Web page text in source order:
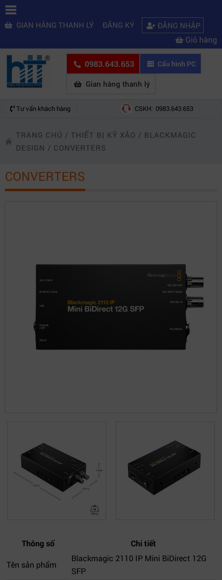
GIAN HÀNG THANH LÝ ĐĂNG KÝ ĐĂNG NHẬP
Giỏ hàng
0983.643.653 Cấu hình PC
Gian hàng thanh lý
Tư vấn khách hàng CSKH: 0983.643.653
TRANG CHỦ / THIẾT BỊ KỸ XẢO / BLACKMAGIC
DESIGN / CONVERTERS
CONVERTERS
Thông số Chi tiết
Tên sản phẩm
Blackmagic 2110 IP Mini BiDirect 12G
SFP